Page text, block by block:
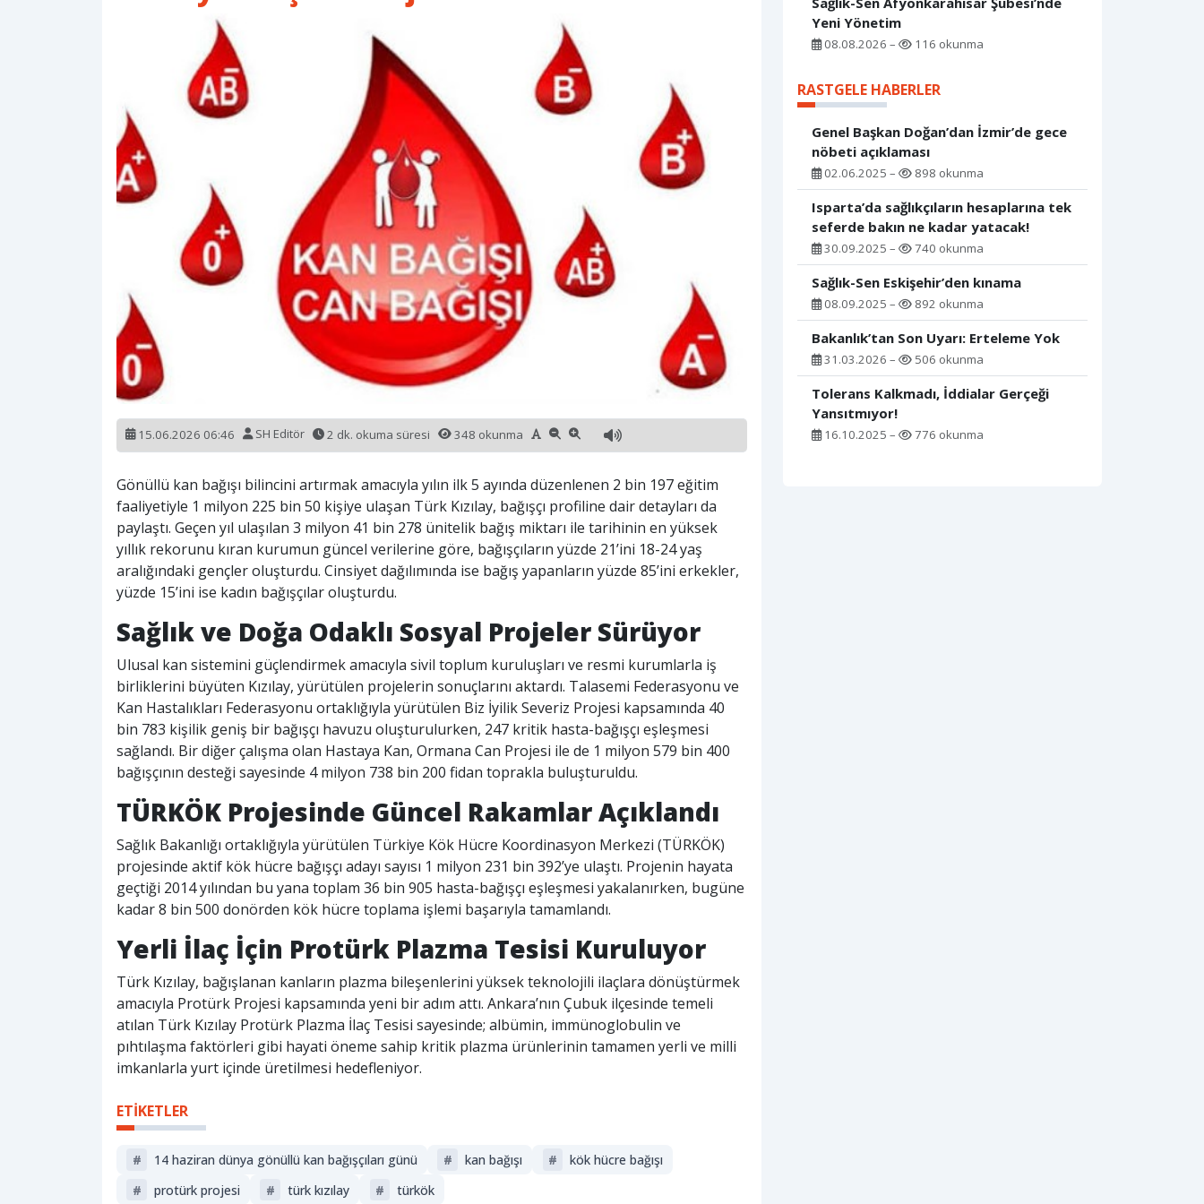
15.06.2026 06:46 SH Editör 2 dk. okuma süresi 348 okunma
Gönüllü kan bağışı bilincini artırmak amacıyla yılın ilk 5 ayında düzenlenen 2 bin 197 eğitim
faaliyetiyle 1 milyon 225 bin 50 kişiye ulaşan Türk Kızılay, bağışçı profiline dair detayları da
paylaştı. Geçen yıl ulaşılan 3 milyon 41 bin 278 ünitelik bağış miktarı ile tarihinin en yüksek
yıllık rekorunu kıran kurumun güncel verilerine göre, bağışçıların yüzde 21’ini 18-24 yaş
aralığındaki gençler oluşturdu. Cinsiyet dağılımında ise bağış yapanların yüzde 85’ini erkekler,
yüzde 15’ini ise kadın bağışçılar oluşturdu.
Sağlık ve Doğa Odaklı Sosyal Projeler Sürüyor
Ulusal kan sistemini güçlendirmek amacıyla sivil toplum kuruluşları ve resmi kurumlarla iş
birliklerini büyüten Kızılay, yürütülen projelerin sonuçlarını aktardı. Talasemi Federasyonu ve
Kan Hastalıkları Federasyonu ortaklığıyla yürütülen Biz İyilik Severiz Projesi kapsamında 40
bin 783 kişilik geniş bir bağışçı havuzu oluşturulurken, 247 kritik hasta-bağışçı eşleşmesi
sağlandı. Bir diğer çalışma olan Hastaya Kan, Ormana Can Projesi ile de 1 milyon 579 bin 400
bağışçının desteği sayesinde 4 milyon 738 bin 200 fidan toprakla buluşturuldu.
TÜRKÖK Projesinde Güncel Rakamlar Açıklandı
Sağlık Bakanlığı ortaklığıyla yürütülen Türkiye Kök Hücre Koordinasyon Merkezi (TÜRKÖK)
projesinde aktif kök hücre bağışçı adayı sayısı 1 milyon 231 bin 392’ye ulaştı. Projenin hayata
geçtiği 2014 yılından bu yana toplam 36 bin 905 hasta-bağışçı eşleşmesi yakalanırken, bugüne
kadar 8 bin 500 donörden kök hücre toplama işlemi başarıyla tamamlandı.
Yerli İlaç İçin Protürk Plazma Tesisi Kuruluyor
Türk Kızılay, bağışlanan kanların plazma bileşenlerini yüksek teknolojili ilaçlara dönüştürmek
amacıyla Protürk Projesi kapsamında yeni bir adım attı. Ankara’nın Çubuk ilçesinde temeli
atılan Türk Kızılay Protürk Plazma İlaç Tesisi sayesinde; albümin, immünoglobulin ve
pıhtılaşma faktörleri gibi hayati öneme sahip kritik plazma ürünlerinin tamamen yerli ve milli
imkanlarla yurt içinde üretilmesi hedefleniyor.
ETİKETLER
# 14 haziran dünya gönüllü kan bağışçıları günü # kan bağışı #
kök hücre bağışı
#
protürk projesi # türk kızılay # türkök
Yeni Yönetim
08.08.2026 – 116 okunma
RASTGELE HABERLER
Genel Başkan Doğan’dan İzmir’de gece
nöbeti açıklaması
02.06.2025 – 898 okunma
Isparta’da sağlıkçıların hesaplarına tek
seferde bakın ne kadar yatacak!
30.09.2025 – 740 okunma
Sağlık-Sen Eskişehir’den kınama
08.09.2025 – 892 okunma
Bakanlık’tan Son Uyarı: Erteleme Yok
31.03.2026 – 506 okunma
Tolerans Kalkmadı, İddialar Gerçeği
Yansıtmıyor!
16.10.2025 – 776 okunma